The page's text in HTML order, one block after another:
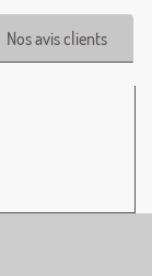
Nos avis clients